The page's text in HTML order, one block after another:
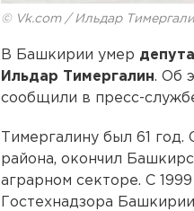
© Vk.com / Ильдар
В Башкирии умер
Ильдар Тимергалин. Об
сообщили в пресс-
Тимергалину был 61
района, окончил
аграрном секторе. С
Гостехнадзора